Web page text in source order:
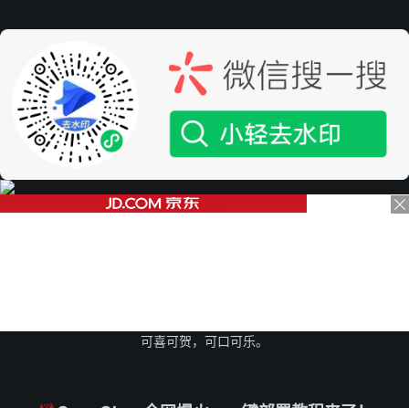
可喜可贺，可口可乐。